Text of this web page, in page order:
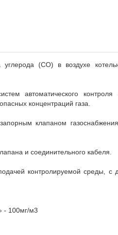
углерода (СО) в воздухе
автоматического
концентраций газа.
клапаном
и соединительного кабеля.
контролируемой среды, с
- 100мг/м3